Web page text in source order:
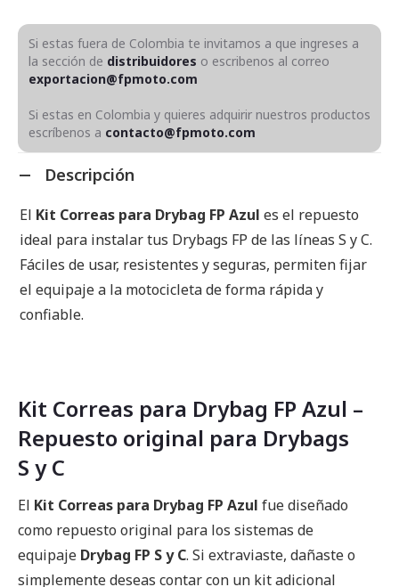
Si estas fuera de Colombia te invitamos a que ingreses a
la sección de distribuidores o escribenos al correo
exportacion@fpmoto.com
Si estas en Colombia y quieres adquirir nuestros productos
escríbenos a contacto@fpmoto.com
Descripción
El Kit Correas para Drybag FP Azul es el repuesto
ideal para instalar tus Drybags FP de las líneas S y C.
Fáciles de usar, resistentes y seguras, permiten fijar
el equipaje a la motocicleta de forma rápida y
confiable.
Kit Correas para Drybag FP Azul –
Repuesto original para Drybags
S y C
El Kit Correas para Drybag FP Azul fue diseñado
como repuesto original para los sistemas de
equipaje Drybag FP S y C. Si extraviaste, dañaste o
simplemente deseas contar con un kit adicional